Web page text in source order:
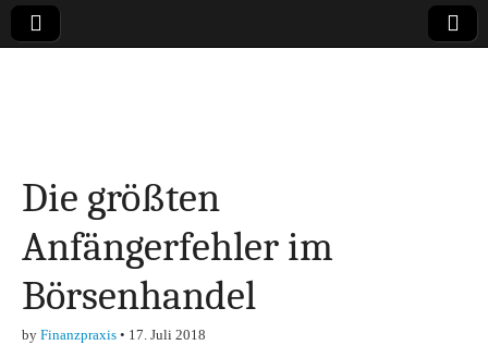
Finanzen,
Marketing-, Vertrieb-
& Investment-Tipps
Die größten
Anfängerfehler im
Börsenhandel
by Finanzpraxis • 17. Juli 2018